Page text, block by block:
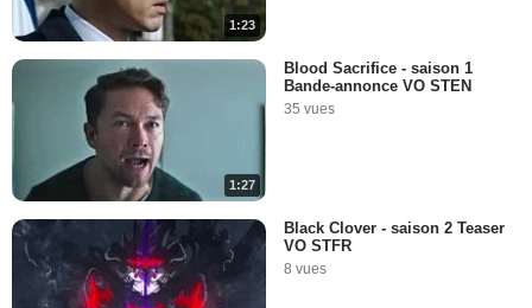
1:23
1:27
Blood Sacrifice - saison 1
Bande-annonce VO STEN
35 vues
Black Clover - saison 2 Teaser
VO STFR
8 vues